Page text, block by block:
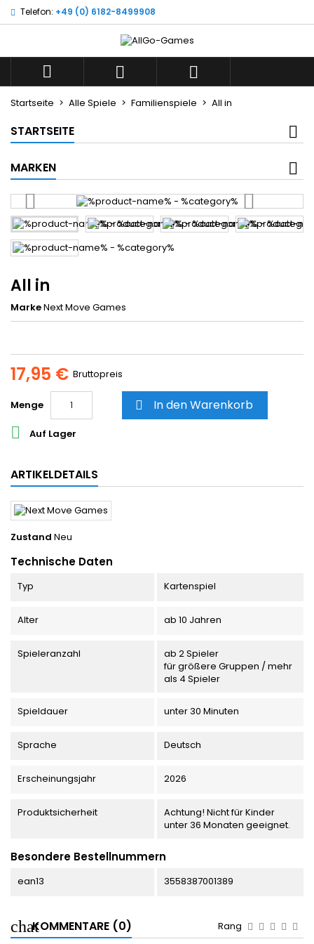
Telefon: +49 (0) 6182-8499908
  
Startseite Alle Spiele Familienspiele All in
STARTSEITE
MARKEN
All in
MarkeNext Move Games
17,95 € Bruttopreis
Menge  In den Warenkorb
 Auf Lager
ARTIKELDETAILS
Zustand Neu
Technische Daten
Typ Kartenspiel
Alter ab 10 Jahren
Spieleranzahl
ab 2 Spieler
für größere Gruppen / mehr
als 4 Spieler
Spieldauer unter 30 Minuten
Sprache Deutsch
Erscheinungsjahr 2026
Produktsicherheit
Achtung! Nicht für Kinder
unter 36 Monaten geeignet.
Besondere Bestellnummern
ean13 3558387001389
KOMMENTARE (0) Rang
Wunschliste ×
add_circle_outline
Neue Liste anlegen
((title)) ×
((label))
Anmelden ×
Sie müssen angemeldet sein, um Artikel Ihrer
Wunschliste hinzufügen zu können.